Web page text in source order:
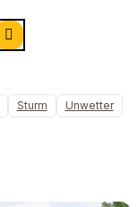
Sturm Unwetter